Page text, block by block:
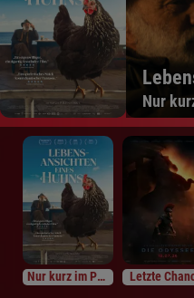
Nur
Nur kurz im Programm Letzte